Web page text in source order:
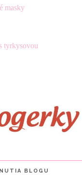
masky
tyrkysovou
BLOGU